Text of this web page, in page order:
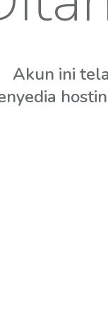
Akun ini